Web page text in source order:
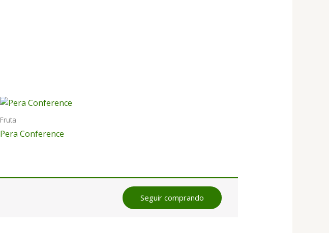
Fruta
Pera Conference
Seguir comprando